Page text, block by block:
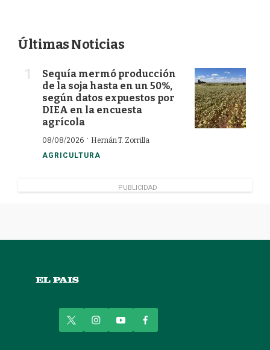
Últimas Noticias
Sequía mermó producción
de la soja hasta en un 50%,
según datos expuestos por
DIEA en la encuesta
agrícola
08/08/2026 · Hernán T. Zorrilla
AGRICULTURA
PUBLICIDAD
w
i
n
y
o
a